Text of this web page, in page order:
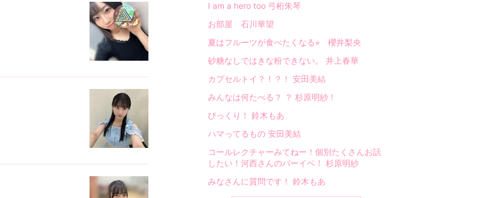
I am a hero too 弓桁朱琴
お部屋 石川華望
夏はフルーツが食べたくなる⭐︎ 櫻井梨央
砂糖なしではきな粉できない。 井上春華
カプセルトイ？！？！ 安田美結
みんなは何たべる？ ？ 杉原明紗！
びっくり！ 鈴木もあ
ハマってるもの 安田美結
コールレクチャーみてねー！個別たくさんお話
したい！河西さんのバーイベ！ 杉原明紗
みなさんに質問です！ 鈴木もあ